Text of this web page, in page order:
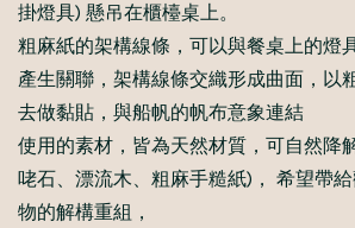
掛燈具) 懸吊在櫃檯桌上。
粗麻紙的架構線條，可以與餐桌上的燈
產生關聯，架構線條交織形成曲面，以
去做黏貼，與船帆的帆布意象連結
使用的素材，皆為天然材質，可自然降
咾石、漂流木、粗麻手糙紙)， 希望帶
物的解構重組，